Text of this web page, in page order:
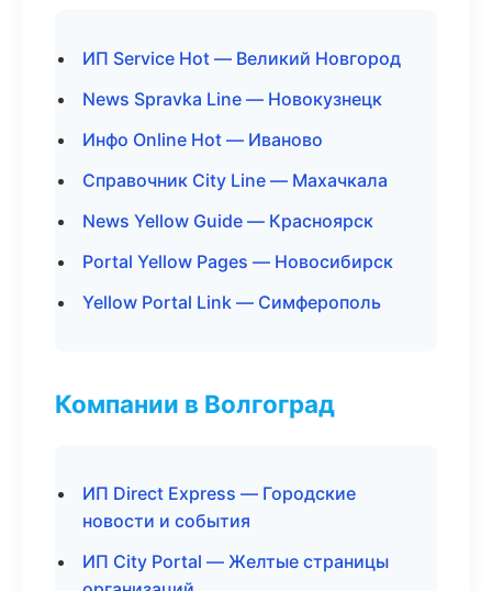
ИП Service Hot — Великий Новгород
News Spravka Line — Новокузнецк
Инфо Online Hot — Иваново
Справочник City Line — Махачкала
News Yellow Guide — Красноярск
Portal Yellow Pages — Новосибирск
Yellow Portal Link — Симферополь
Компании в Волгоград
ИП Direct Express — Городские
новости и события
ИП City Portal — Желтые страницы